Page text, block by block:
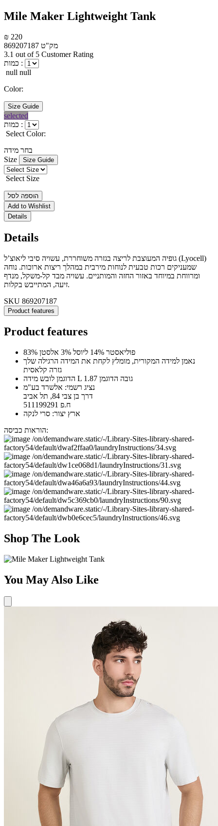
Mile Maker Lightweight Tank
₪ 220
מק"ט 869207187
3.1 out of 5 Customer Rating
כמות :
null null
Color:
Size Guide
selected
כמות :
Select Color:
בחר מידה
Size
Size Guide
Select Size
הוספה לסל
Add to Wishlist
Details
Details
גופיה המעוצבת לריצה בגזרה משוחררת, עשויה סיבי ליאוצ’ל (Lyocell)
שמעניקים רכות טבעית לנוחות מירבית במהלך ריצות ארוכות. נוחה
ומרווחת במיוחד באזור החזה והמותניים. עשויה מבד קל-משקל, מנדף
זיעה, המתייבש בקלות.
SKU 869207187
Product features
Product features
83% פוליאסטר 14% ליוסל 3% אלסטן
נאמן למידה המקורית, מומלץ לקחת את המידה הרגילה שלך
גזרה קלאסית
הדוגמן לובש מידה L גובה הדוגמן 1.87
נציג רשמי: אלשרד בע"מ
דרך בן צבי 84, תל אביב
ח.פ 511199291
ארץ יצור: סרי לנקה
הוראות כביסה:
Shop The Look
You May Also Like